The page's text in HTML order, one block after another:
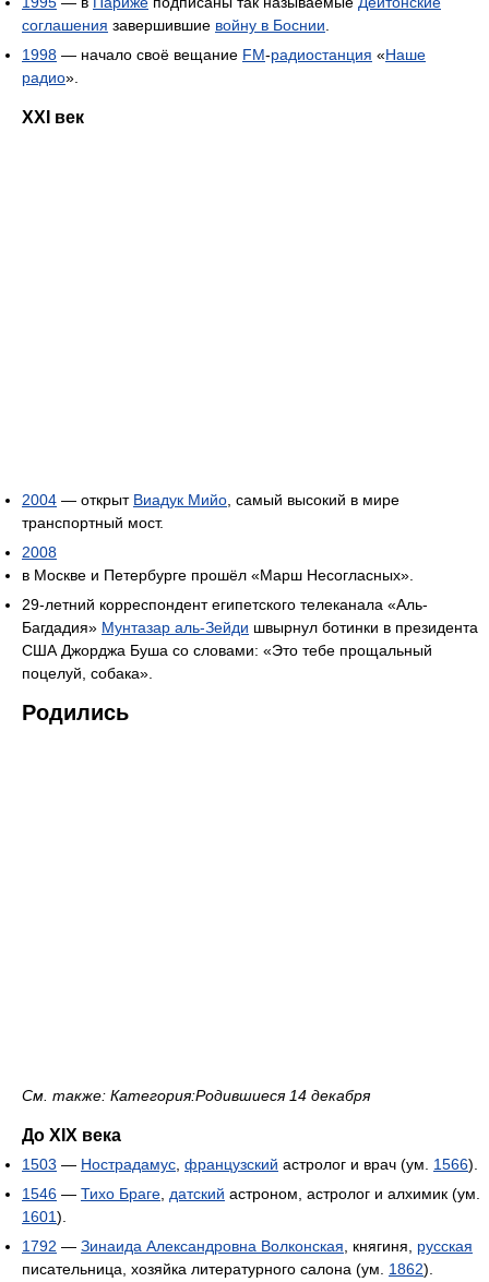
соглашения завершившие войну в Боснии
1998 — начало своё вещание FM-радиостанция «Наше
радио».
XXI век
2004 — открыт Виадук Мийо , самый высокий в мире
транспортный мост.
2008
в Москве и Петербурге прошёл «Марш Несогласных».
29-летний корреспондент египетского телеканала «Аль-
Багдадия» Мунтазар аль-Зейди швырнул ботинки в президента
США Джорджа Буша со словами: «Это тебе прощальный
поцелуй, собака».
Родились
См. также: Категория:Родившиеся 14 декабря
До XIX века
1503 — Нострадамус французский астролог и врач (ум. 1566).
1546 — Тихо Браге датский астроном, астролог и алхимик (ум.
1601).
1792 — Зинаида Александровна Волконская , княгиня, русская
писательница, хозяйка литературного салона (ум. 1862).